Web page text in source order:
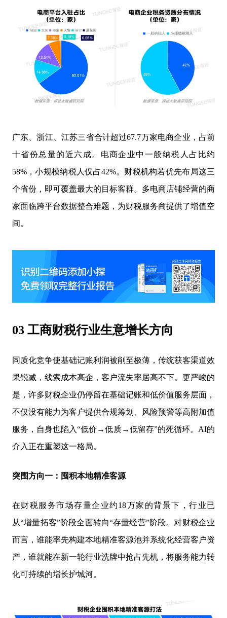
广东、浙江、江苏三省合计超过67.7万家电商企业，占前
十省份总量的近六成。电商企业中一般纳税人占比约
58%，小规模纳税人仅占42%。财税机构若优先布局这三
个省份，即可覆盖最大的目标客群。多电商店铺经营的商
家面临跨平台数据整合难题，为财税服务商提供了增值空
间。
03 工商财税行业生意增长方向
同质化竞争使基础记账利润被削至极薄，传统获客渠道效
果锐减，线索成本高企，客户流失率居高不下。更严峻的
是，许多财税企业仍停留在基础记账和低价值服务层面，
不仅没有能力为客户提供合规筹划、风险预警等高附加值
服务，自身也陷入“低价→低质→低留存”的死循环。AI的
介入正在重塑这一格局。
突围方向一：囤积本地精准客源
在财税服务市场存量企业约18万家的背景下，行业已
从“增量拓客”阶段全面转向“存量经营”阶段。对财税企业
而言，谁能率先构建本地精准客源池并系统化经营客户资
产，谁就能在新一轮行业洗牌中抢占先机，将服务能力转
化可持续的增长护城河。